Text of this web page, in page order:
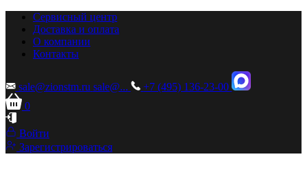
Сервисный центр
Доставка и оплата
О компании
Контакты
sale@zionstm.ru sale@...
+7 (495) 136-23-00
0
Войти
Зарегистрироваться